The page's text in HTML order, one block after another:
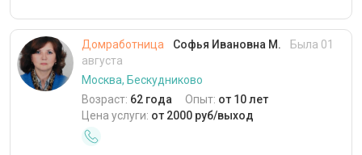
Домработница Софья Ивановна М.
Была 01
августа
Москва, Бескудниково
Возраст: 62 года Опыт: от 10 лет
Цена услуги: от 2000 руб/выход